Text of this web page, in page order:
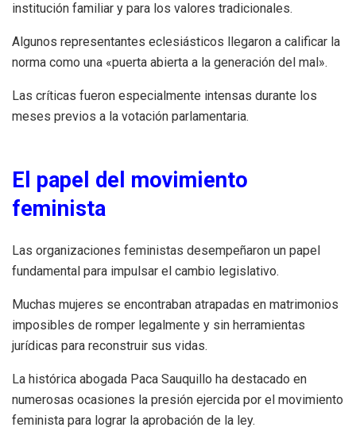
institución familiar y para los valores tradicionales.
Algunos representantes eclesiásticos llegaron a calificar la
norma como una «puerta abierta a la generación del mal».
Las críticas fueron especialmente intensas durante los
meses previos a la votación parlamentaria.
El papel del movimiento
feminista
Las organizaciones feministas desempeñaron un papel
fundamental para impulsar el cambio legislativo.
Muchas mujeres se encontraban atrapadas en matrimonios
imposibles de romper legalmente y sin herramientas
jurídicas para reconstruir sus vidas.
La histórica abogada Paca Sauquillo ha destacado en
numerosas ocasiones la presión ejercida por el movimiento
feminista para lograr la aprobación de la ley.